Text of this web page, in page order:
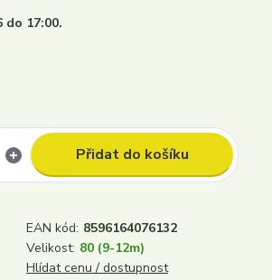
do 17:00.
Přidat do košíku
EAN kód: 8596164076132
Velikost: 80 (9-12m)
Hlídat cenu / dostupnost